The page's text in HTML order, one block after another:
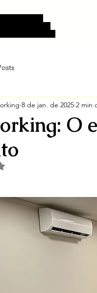
Endereço
O
8 de jan. de 2025 2 min
com NaN de 5 estrelas.